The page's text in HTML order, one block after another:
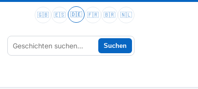
🇬🇧 🇪🇸 🇩🇪 🇫🇷 🇧🇷 🇳🇱
Suchen